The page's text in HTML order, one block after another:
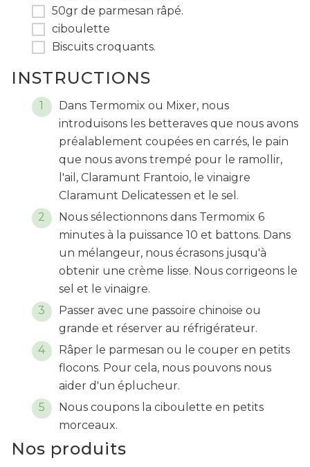
50gr de parmesan râpé.
ciboulette
Biscuits croquants.
INSTRUCTIONS
Dans Termomix ou Mixer, nous
introduisons les betteraves que nous avons
préalablement coupées en carrés, le pain
que nous avons trempé pour le ramollir,
l'ail, Claramunt Frantoio, le vinaigre
Claramunt Delicatessen et le sel.
Nous sélectionnons dans Termomix 6
minutes à la puissance 10 et battons. Dans
un mélangeur, nous écrasons jusqu'à
obtenir une crème lisse. Nous corrigeons le
sel et le vinaigre.
Passer avec une passoire chinoise ou
grande et réserver au réfrigérateur.
Râper le parmesan ou le couper en petits
flocons. Pour cela, nous pouvons nous
aider d'un éplucheur.
Nous coupons la ciboulette en petits
morceaux.
Nos produits